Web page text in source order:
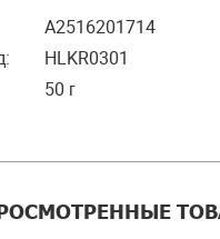
A2516201714
HLKR0301
50 г